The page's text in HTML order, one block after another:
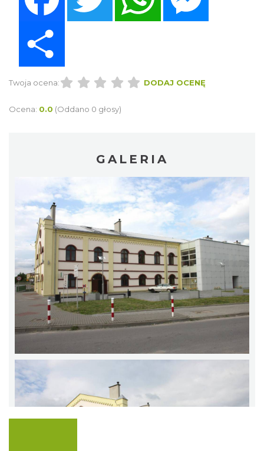
Twoja ocena: DODAJ OCENĘ
Ocena: 0.0 (Oddano 0 głosy)
GALERIA